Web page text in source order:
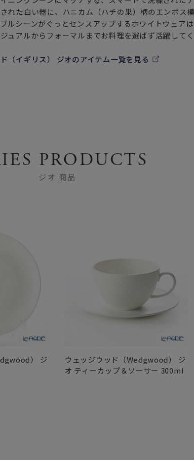
れた白い器に、ハニカム（ハチの巣）柄のエンボス
ルシーンがぐっとセンスアップするホワイトウェア
ュアルからフォーマルまでお料理を選ばず活躍してく
（イギリス） ジオのアイテム一覧を見る
PRODUCTS
ジオ 商品
） ジ
ウェッジウッド（Wedgwood） ジ
オ ティーカップ＆ソーサー 300ml